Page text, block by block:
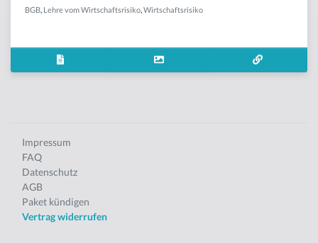
BGB Lehre vom Wirtschaftsrisiko Wirtschaftsrisiko
Impressum
FAQ
Datenschutz
AGB
Paket kündigen
Vertrag widerrufen